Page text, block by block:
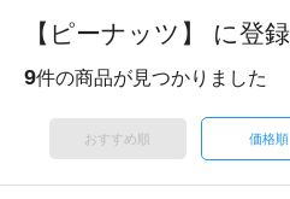
【ピーナッツ】 に登
9件の商品が見つかりました
おすすめ順 価格順